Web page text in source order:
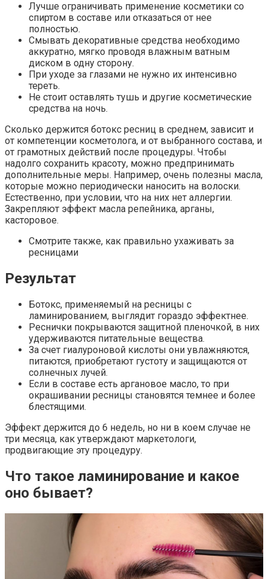
Лучше ограничивать применение косметики со
спиртом в составе или отказаться от нее
полностью.
Смывать декоративные средства необходимо
аккуратно, мягко проводя влажным ватным
диском в одну сторону.
При уходе за глазами не нужно их интенсивно
тереть.
Не стоит оставлять тушь и другие косметические
средства на ночь.
Сколько держится ботокс ресниц в среднем, зависит и
от компетенции косметолога, и от выбранного состава, и
от грамотных действий после процедуры. Чтобы
надолго сохранить красоту, можно предпринимать
дополнительные меры. Например, очень полезны масла,
которые можно периодически наносить на волоски.
Естественно, при условии, что на них нет аллергии.
Закрепляют эффект масла репейника, арганы,
касторовое.
Смотрите также, как правильно ухаживать за
ресницами
Результат
Ботокс, применяемый на ресницы с
ламинированием, выглядит гораздо эффектнее.
Реснички покрываются защитной пленочкой, в них
удерживаются питательные вещества.
За счет гиалуроновой кислоты они увлажняются,
питаются, приобретают густоту и защищаются от
солнечных лучей.
Если в составе есть аргановое масло, то при
окрашивании ресницы становятся темнее и более
блестящими.
Эффект держится до 6 недель, но ни в коем случае не
три месяца, как утверждают маркетологи,
продвигающие эту процедуру.
Что такое ламинирование и какое
оно бывает?